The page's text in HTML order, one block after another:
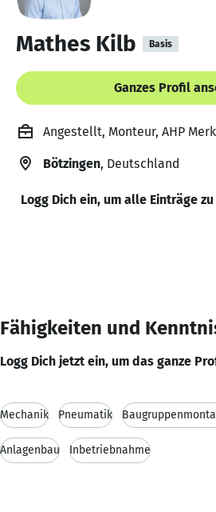
Mathes Kilb Basis
Ganzes Profil
Angestellt, Monteur, AHP
Bötzingen, Deutschland
Logg Dich ein, um alle Einträge
Fähigkeiten und
Logg Dich jetzt ein, um das ganze
Mechanik Pneumatik
Anlagenbau Inbetriebnahme